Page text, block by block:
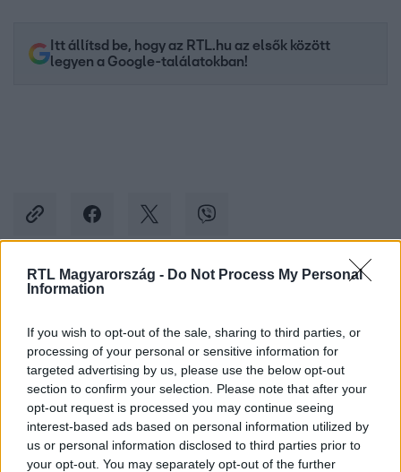
RTL Magyarország - Do Not Process My Personal
Information
If you wish to opt-out of the sale, sharing to third parties, or
processing of your personal or sensitive information for
targeted advertising by us, please use the below opt-out
section to confirm your selection. Please note that after your
opt-out request is processed you may continue seeing
interest-based ads based on personal information utilized by
us or personal information disclosed to third parties prior to
your opt-out. You may separately opt-out of the further
Itt állítsd be, hogy az RTL.hu az elsők között
legyen a Google-találatokban!
Kövess minket, és értesülj a friss hírekről a
Követem